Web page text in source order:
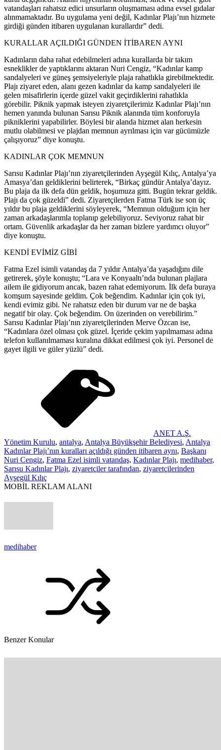
vatandaşları rahatsız edici unsurların oluşmaması adına evsel gıdalar
alınmamaktadır. Bu uygulama yeni değil, Kadınlar Plajı’nın hizmete
girdiği günden itibaren uygulanan kurallardır” dedi.
KURALLAR AÇILDIĞI GÜNDEN İTİBAREN AYNI
Kadınların daha rahat edebilmeleri adına kurallarda bir takım
esneklikler de yaptıklarını aktaran Nuri Cengiz, “Kadınlar kamp
sandalyeleri ve güneş şemsiyeleriyle plaja rahatlıkla girebilmektedir.
Plajı ziyaret eden, alanı gezen kadınlar da kamp sandalyeleri ile
gelen misafirlerin içerde güzel vakit geçirdiklerini rahatlıkla
görebilir. Piknik yapmak isteyen ziyaretçilerimiz Kadınlar Plajı’nın
hemen yanında bulunan Sarısu Piknik alanında tüm konforuyla
pikniklerini yapabilirler. Böylesi bir alanda hizmet alan herkesin
mutlu olabilmesi ve plajdan memnun ayrılması için var gücümüzle
çalışıyoruz” diye konuştu.
KADINLAR ÇOK MEMNUN
Sarısu Kadınlar Plajı’nın ziyaretçilerinden Ayşegül Kılıç, Antalya’ya
Amasya’dan geldiklerini belirterek, “Birkaç gündür Antalya’dayız.
Bu plaja da ilk defa dün geldik, hoşumuza gitti. Bugün tekrar geldik.
Plajı da çok güzeldi” dedi. Ziyaretçilerden Fatma Türk ise son üç
yıldır bu plaja geldiklerini söyleyerek, “Memnun olduğum için her
zaman arkadaşlarımla toplanıp gelebiliyoruz. Seviyoruz rahat bir
ortam. Güvenlik arkadaşlar da her zaman bizlere yardımcı oluyor”
diye konuştu.
KENDİ EVİMİZ GİBİ
Fatma Ezel isimli vatandaş da 7 yıldır Antalya’da yaşadığını dile
getirerek, şöyle konuştu; “Lara ve Konyaaltı’nda bulunan plajlara
ailem ile gidiyorum ancak, bazen rahat edemiyorum. İlk defa buraya
komşum sayesinde geldim. Çok beğendim. Kadınlar için çok iyi,
kendi evimiz gibi. Ne rahatsız eden bir durum var ne de başka
negatif bir olay. Çok beğendim. On üzerinden on verebilirim.”
Sarısu Kadınlar Plajı’nın ziyaretçilerinden Merve Özcan ise,
“Kadınlara özel olması çok güzel. İçeride çekim yapılmaması adına
telefon kullanılmaması kuralına dikkat edilmesi çok iyi. Personel de
gayet ilgili ve güler yüzlü” dedi.
ANET A.Ş.
Yönetim Kurulu, antalya, Antalya Büyükşehir Belediyesi, Antalya
Kadınlar Plajı’nın kuralları açıldığı günden itibaren aynı, Başkanı
Nuri Cengiz, Fatma Ezel isimli vatandaş, Kadınlar Plajı, medihaber,
Sarısu Kadınlar Plajı, ziyaretçiler tarafından, ziyaretçilerinden
Ayşegül Kılıç
MOBİL REKLAM ALANI
medihaber
Benzer Konular